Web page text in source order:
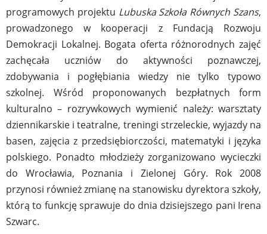
programowych projektu Lubuska Szkoła Równych Szans,
prowadzonego w kooperacji z Fundacją Rozwoju
Demokracji Lokalnej. Bogata oferta różnorodnych zajęć
zachęcała uczniów do aktywności poznawczej,
zdobywania i pogłębiania wiedzy nie tylko typowo
szkolnej. Wśród proponowanych bezpłatnych form
kulturalno – rozrywkowych wymienić należy: warsztaty
dziennikarskie i teatralne, treningi strzeleckie, wyjazdy na
basen, zajęcia z przedsiębiorczości, matematyki i języka
polskiego. Ponadto młodzieży zorganizowano wycieczki
do Wrocławia, Poznania i Zielonej Góry. Rok 2008
przynosi również zmianę na stanowisku dyrektora szkoły,
którą to funkcję sprawuje do dnia dzisiejszego pani Irena
Szwarc.